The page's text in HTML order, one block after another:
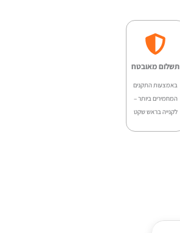
תשלום מאובטח
באמצעות התקנים
המחמירים ביותר –
לקנייה בראש שקט